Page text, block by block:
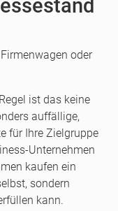
oder
ist das keine
auffällige,
für Ihre Zielgruppe
Unternehmen
kaufen ein
sondern
kann.